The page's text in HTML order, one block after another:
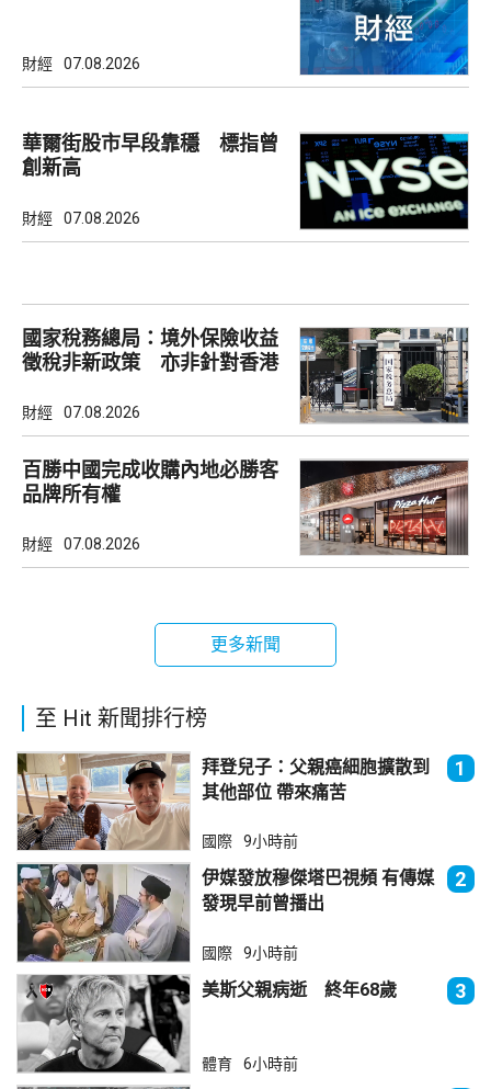
財經 07.08.2026
華爾街股市早段靠穩 標指曾
創新高
財經 07.08.2026
國家稅務總局：境外保險收益
徵稅非新政策 亦非針對香港
財經 07.08.2026
百勝中國完成收購內地必勝客
品牌所有權
財經 07.08.2026
更多新聞
至 Hit 新聞排行榜
拜登兒子：父親癌細胞擴散到
其他部位 帶來痛苦
1
國際 9小時前
伊媒發放穆傑塔巴視頻 有傳媒
發現早前曾播出
2
國際 9小時前
美斯父親病逝 終年68歲 3
體育 6小時前